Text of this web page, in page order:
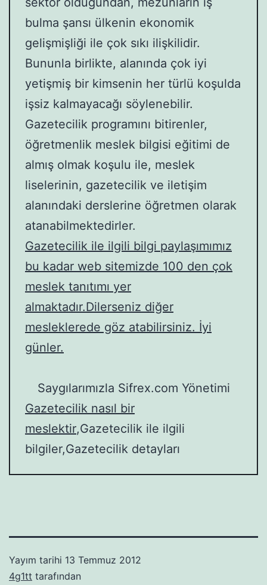
bulma şansı ülkenin ekonomik
gelişmişliği ile çok sıkı ilişkilidir.
Bununla birlikte, alanında çok iyi
yetişmiş bir kimsenin her türlü koşulda
işsiz kalmayacağı söylenebilir.
Gazetecilik programını bitirenler,
öğretmenlik meslek bilgisi eğitimi de
almış olmak koşulu ile, meslek
liselerinin, gazetecilik ve iletişim
alanındaki derslerine öğretmen olarak
atanabilmektedirler.
Gazetecilik ile ilgili bilgi paylaşımımız
bu kadar web sitemizde 100 den çok
meslek tanıtımı yer
almaktadır.Dilerseniz diğer
mesleklerede göz atabilirsiniz. İyi
günler.
Saygılarımızla Sifrex.com Yönetimi
Gazetecilik nasıl bir
meslektir,Gazetecilik ile ilgili
bilgiler,Gazetecilik detayları
Yayım tarihi 13 Temmuz 2012
4g1tt tarafından